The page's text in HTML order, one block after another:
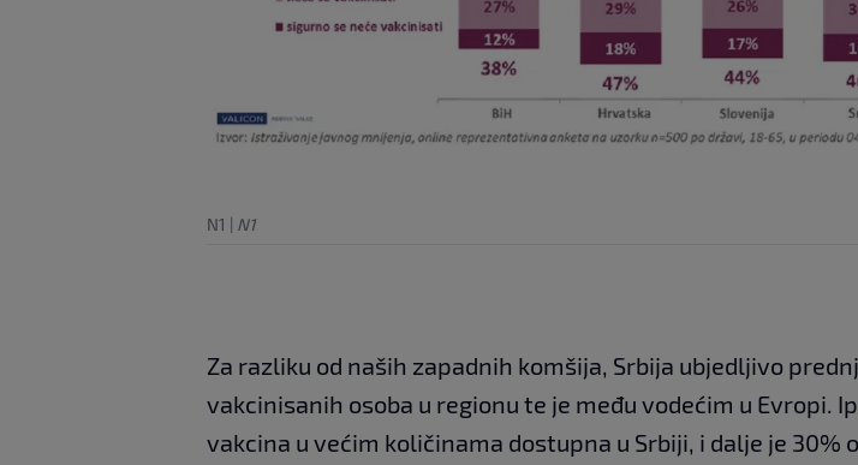
N1 | N1
Za razliku od naših zapadnih komšija, Srbija ubjedljivo
vakcinisanih osoba u regionu te je među vodećim u Evropi.
vakcina u većim količinama dostupna u Srbiji, i dalje je 30%